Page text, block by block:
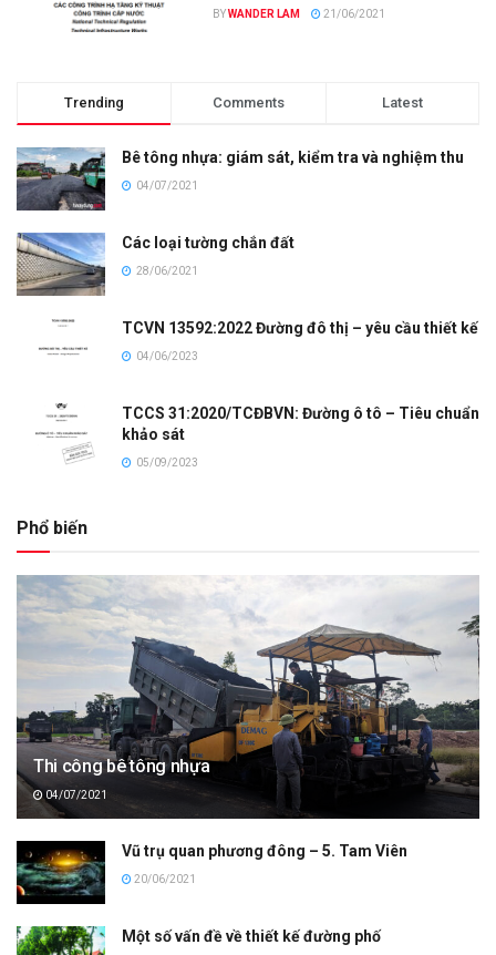
BYWANDER LAM 21/06/2021
Trending Comments Latest
Bê tông nhựa: giám sát, kiểm tra và nghiệm thu
04/07/2021
Các loại tường chắn đất
28/06/2021
TCVN 13592:2022 Đường đô thị – yêu cầu thiết kế
04/06/2023
TCCS 31:2020/TCĐBVN: Đường ô tô – Tiêu chuẩn
khảo sát
05/09/2023
Phổ biến
Thi công bê tông nhựa
04/07/2021
Vũ trụ quan phương đông – 5. Tam Viên
20/06/2021
Một số vấn đề về thiết kế đường phố